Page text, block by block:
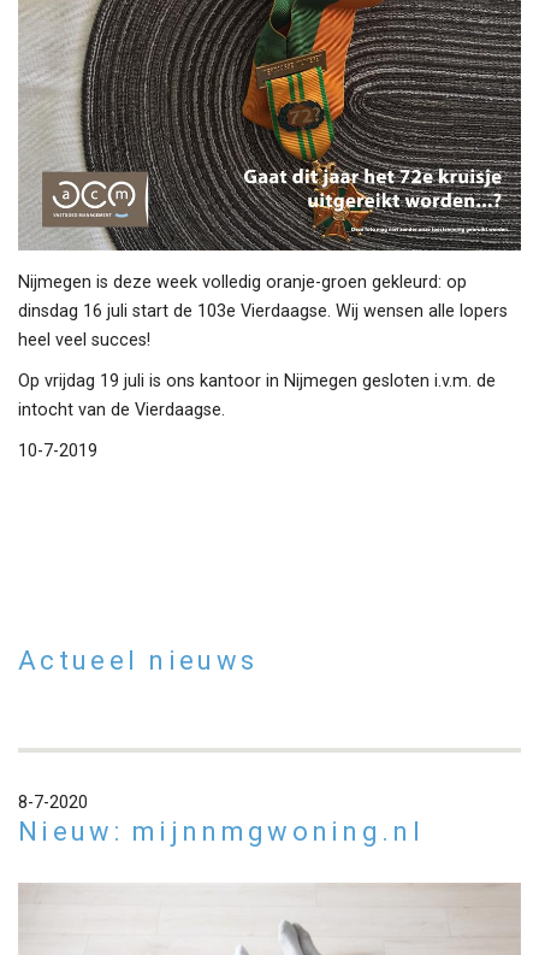
Nijmegen is deze week volledig oranje-groen gekleurd: op
dinsdag 16 juli start de 103e Vierdaagse. Wij wensen alle lopers
heel veel succes!
Op vrijdag 19 juli is ons kantoor in Nijmegen gesloten i.v.m. de
intocht van de Vierdaagse.
10-7-2019
Actueel nieuws
8-7-2020
Nieuw: mijnnmgwoning.nl